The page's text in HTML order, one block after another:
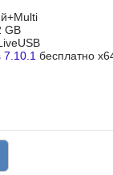
GB
7.10.1 бесплатно